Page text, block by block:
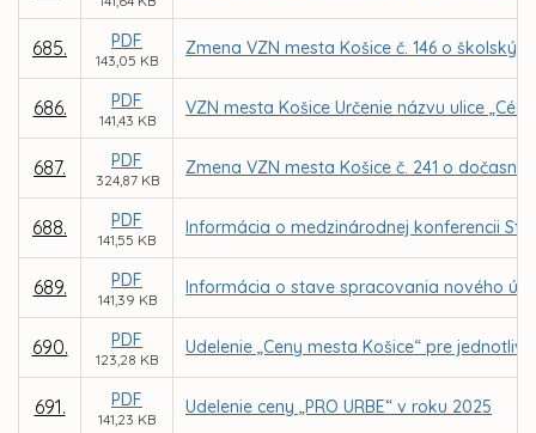
685. PDF
143,05 KB
Zmena VZN mesta Košice č. 146 o
686. PDF
141,43 KB
VZN mesta Košice Určenie názvu ulice
687. PDF
324,87 KB
Zmena VZN mesta Košice č. 241 o
688. PDF
141,55 KB
Informácia o medzinárodnej konferencii
689. PDF
141,39 KB
Informácia o stave spracovania nového
690. PDF
123,28 KB
Udelenie „Ceny mesta Košice“ pre
691. PDF
141,23 KB
Udelenie ceny „PRO URBE“ v roku 2025